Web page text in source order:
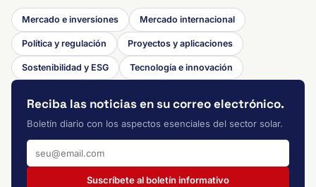
Mercado e inversiones Mercado internacional
Política y regulación Proyectos y aplicaciones
Sostenibilidad y ESG Tecnología e innovación
Reciba las noticias en su correo electrónico.
Boletín diario con los aspectos esenciales del sector solar.
Suscríbete al boletín informativo